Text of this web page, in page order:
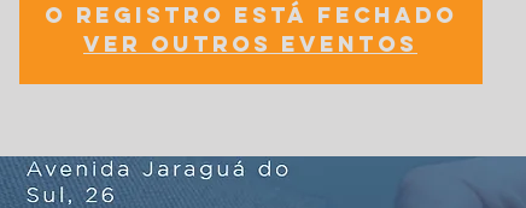
O registro está fechado
Ver outros eventos